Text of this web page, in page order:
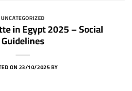
UNCATEGORIZED
in Egypt 2025 – Social
Guidelines
ON23/10/2025BY